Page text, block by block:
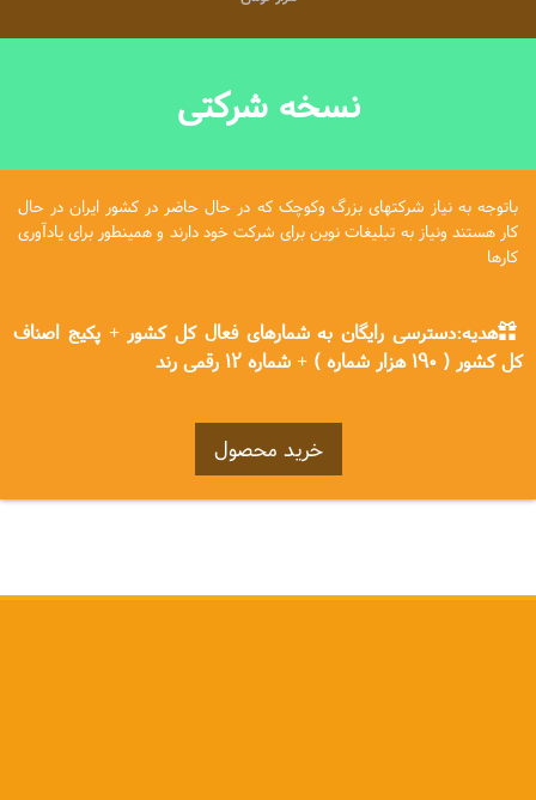
نسخه شرکتی
باتوجه به نیاز شرکتهای بزرگ وکوچک که در حال حاضر در کشور ایران در حال
کار هستند ونیاز به تبلیغات نوین برای شرکت خود دارند و همینطور برای یادآوری
کارها
هدیه:دسترسی رایگان به شمارهای فعال کل کشور + پکیج اصناف
کل کشور ( 190 هزار شماره ) + شماره 12 رقمی رند
خرید محصول